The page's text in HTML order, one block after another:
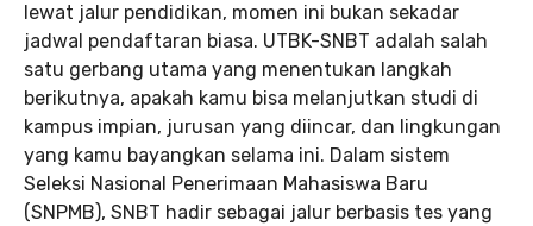
lewat jalur pendidikan, momen ini bukan sekadar
jadwal pendaftaran biasa. UTBK-SNBT adalah salah
satu gerbang utama yang menentukan langkah
berikutnya, apakah kamu bisa melanjutkan studi di
kampus impian, jurusan yang diincar, dan lingkungan
yang kamu bayangkan selama ini. Dalam sistem
Seleksi Nasional Penerimaan Mahasiswa Baru
(SNPMB), SNBT hadir sebagai jalur berbasis tes yang